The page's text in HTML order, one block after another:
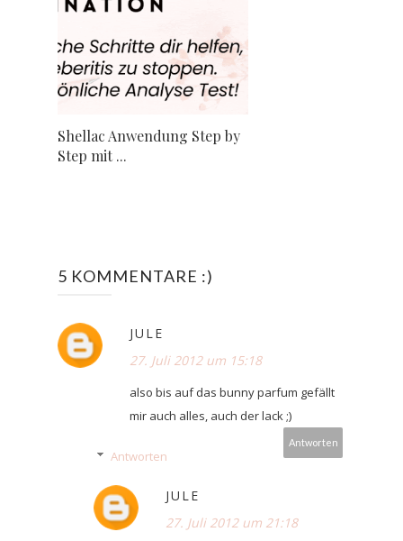
Shellac Anwendung Step by
Step mit ...
5 KOMMENTARE :)
JULE
27. Juli 2012 um 15:18
also bis auf das bunny parfum gefällt
mir auch alles, auch der lack ;)
Antworten
Antworten
JULE
27. Juli 2012 um 21:18